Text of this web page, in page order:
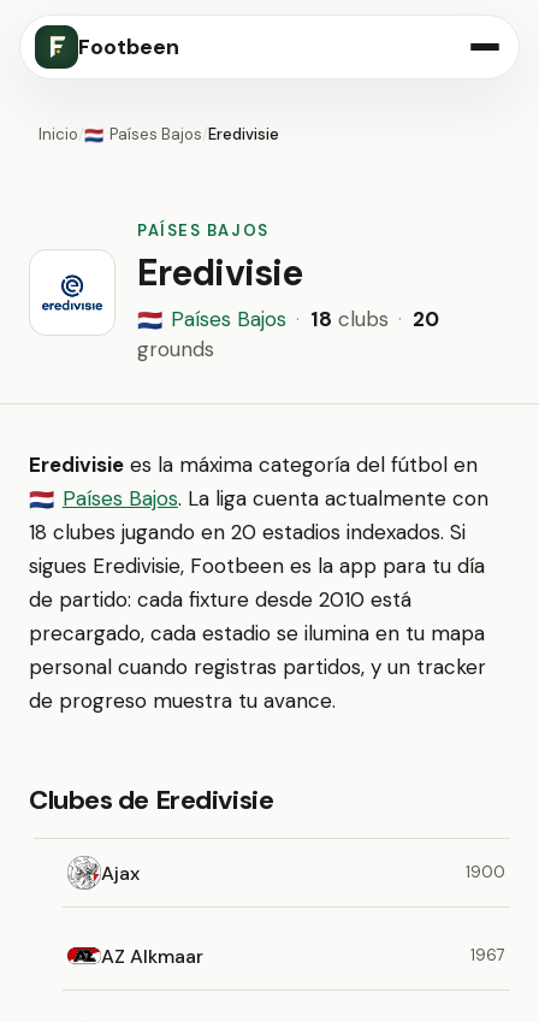
Footbeen
Inicio/🇳🇱 Países Bajos/Eredivisie
PAÍSES BAJOS
Eredivisie
🇳🇱 Países Bajos · 18 clubs · 20
grounds
Eredivisie es la máxima categoría del fútbol en
🇳🇱 Países Bajos. La liga cuenta actualmente con
18 clubes jugando en 20 estadios indexados. Si
sigues Eredivisie, Footbeen es la app para tu día
de partido: cada fixture desde 2010 está
precargado, cada estadio se ilumina en tu mapa
personal cuando registras partidos, y un tracker
de progreso muestra tu avance.
Clubes de Eredivisie
Ajax 1900
AZ Alkmaar 1967